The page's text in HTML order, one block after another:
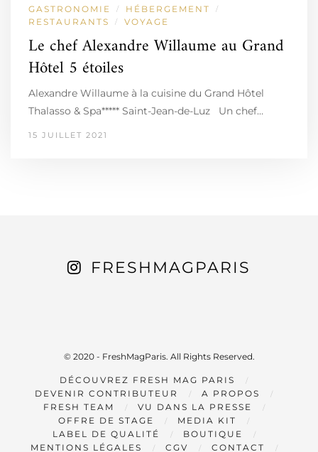
GASTRONOMIE / HÉBERGEMENT /
RESTAURANTS / VOYAGE
Le chef Alexandre Willaume au Grand
Hôtel 5 étoiles
Alexandre Willaume à la cuisine du Grand Hôtel
Thalasso & Spa***** Saint-Jean-de-Luz Un chef…
15 JUILLET 2021
FRESHMAGPARIS
© 2020 - FreshMagParis. All Rights Reserved.
DÉCOUVREZ FRESH MAG PARIS
DEVENIR CONTRIBUTEUR
A PROPOS
FRESH TEAM
VU DANS LA PRESSE
OFFRE DE STAGE
MEDIA KIT
LABEL DE QUALITÉ
BOUTIQUE
MENTIONS LÉGALES
CGV CONTACT